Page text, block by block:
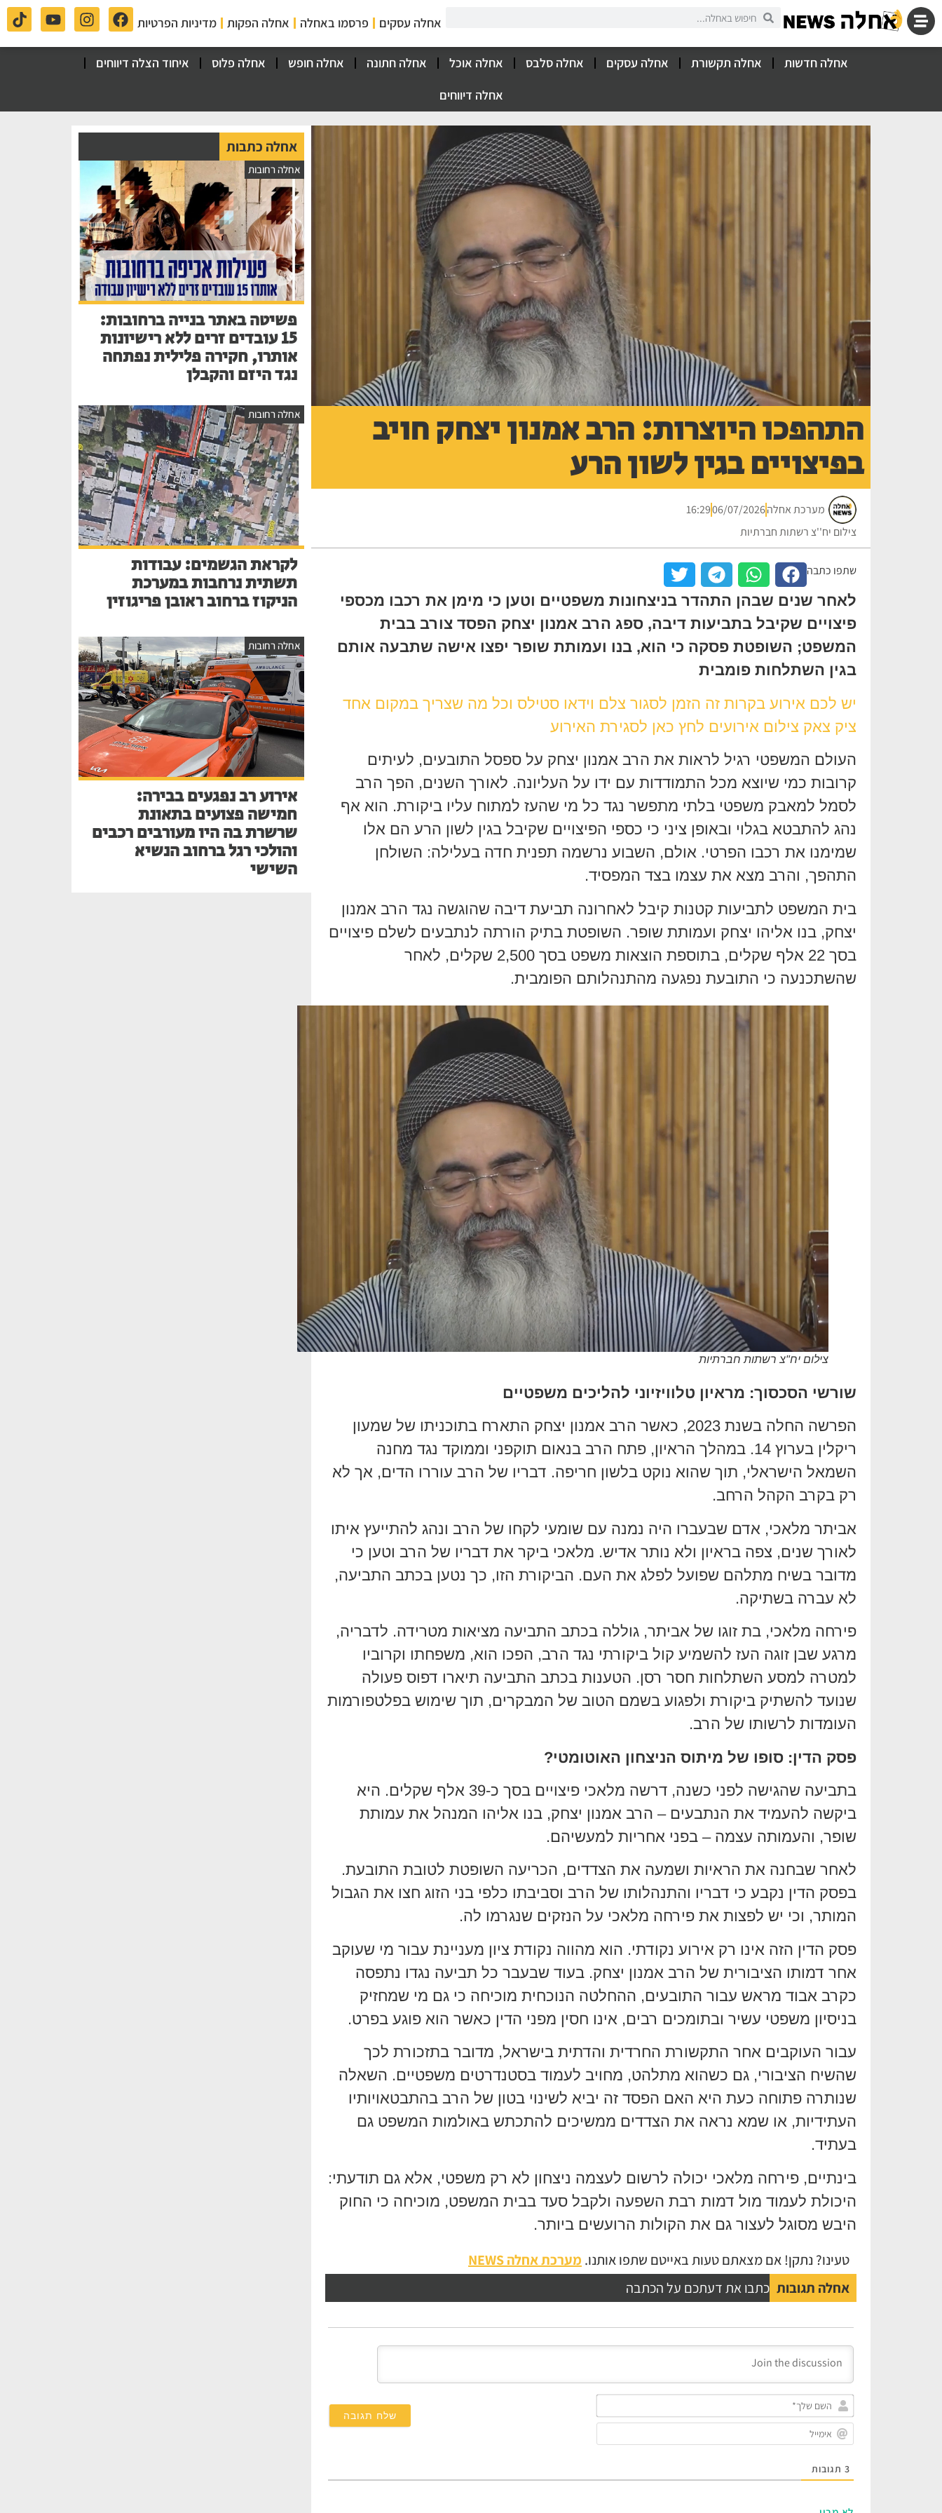
אחלה עסקים פרסמו באחלה אחלה הפקות מדיניות הפרטיות
אחלה חדשות אחלה תקשורת אחלה עסקים אחלה סלבס אחלה אוכל אחלה חתונה אחלה חופש אחלה פלוס
איחוד הצלה דיווחים
אחלה דיווחים
התהפכו היוצרות: הרב אמנון יצחק חויב
בפיצויים בגין לשון הרע
מערכת אחלה06/07/2026
16:29
צילום יח''צ רשתות חברתיות
שתפו כתבה
לאחר שנים שבהן התהדר בניצחונות משפטיים וטען כי מימן את רכבו מכספי
פיצויים שקיבל בתביעות דיבה, ספג הרב אמנון יצחק הפסד צורב בבית
המשפט; השופטת פסקה כי הוא, בנו ועמותת שופר יפצו אישה שתבעה אותם
בגין השתלחות פומבית
יש לכם אירוע בקרות זה הזמן לסגור צלם וידאו סטילס וכל מה שצריך במקום אחד
ציק צאק צילום אירועים לחץ כאן לסגירת האירוע
העולם המשפטי רגיל לראות את הרב אמנון יצחק על ספסל התובעים, לעיתים
קרובות כמי שיוצא מכל התמודדות עם ידו על העליונה. לאורך השנים, הפך הרב
לסמל למאבק משפטי בלתי מתפשר נגד כל מי שהעז למתוח עליו ביקורת. הוא אף
נהג להתבטא בגלוי ובאופן ציני כי כספי הפיצויים שקיבל בגין לשון הרע הם אלו
שמימנו את רכבו הפרטי. אולם, השבוע נרשמה תפנית חדה בעלילה: השולחן
התהפך, והרב מצא את עצמו בצד המפסיד.
בית המשפט לתביעות קטנות קיבל לאחרונה תביעת דיבה שהוגשה נגד הרב אמנון
יצחק, בנו אליהו יצחק ועמותת שופר. השופטת בתיק הורתה לנתבעים לשלם פיצויים
בסך 22 אלף שקלים, בתוספת הוצאות משפט בסך 2,500 שקלים, לאחר
שהשתכנעה כי התובעת נפגעה מהתנהלותם הפומבית.
צילום יח"צ רשתות חברתיות
שורשי הסכסוך: מראיון טלוויזיוני להליכים משפטיים
הפרשה החלה בשנת 2023, כאשר הרב אמנון יצחק התארח בתוכניתו של שמעון
ריקלין בערוץ 14. במהלך הראיון, פתח הרב בנאום תוקפני וממוקד נגד מחנה
השמאל הישראלי, תוך שהוא נוקט בלשון חריפה. דבריו של הרב עוררו הדים, אך לא
רק בקרב הקהל הרחב.
אביתר מלאכי, אדם שבעברו היה נמנה עם שומעי לקחו של הרב ונהג להתייעץ איתו
לאורך שנים, צפה בראיון ולא נותר אדיש. מלאכי ביקר את דבריו של הרב וטען כי
מדובר בשיח מתלהם שפועל לפלג את העם. הביקורת הזו, כך נטען בכתב התביעה,
לא עברה בשתיקה.
פירחה מלאכי, בת זוגו של אביתר, גוללה בכתב התביעה מציאות מטרידה. לדבריה,
מרגע שבן זוגה העז להשמיע קול ביקורתי נגד הרב, הפכו הוא, משפחתו וקרוביו
למטרה למסע השתלחות חסר רסן. הטענות בכתב התביעה תיארו דפוס פעולה
שנועד להשתיק ביקורת ולפגוע בשמם הטוב של המבקרים, תוך שימוש בפלטפורמות
העומדות לרשותו של הרב.
פסק הדין: סופו של מיתוס הניצחון האוטומטי?
בתביעה שהגישה לפני כשנה, דרשה מלאכי פיצויים בסך כ-39 אלף שקלים. היא
ביקשה להעמיד את הנתבעים – הרב אמנון יצחק, בנו אליהו המנהל את עמותת
שופר, והעמותה עצמה – בפני אחריות למעשיהם.
לאחר שבחנה את הראיות ושמעה את הצדדים, הכריעה השופטת לטובת התובעת.
בפסק הדין נקבע כי דבריו והתנהלותו של הרב וסביבתו כלפי בני הזוג חצו את הגבול
המותר, וכי יש לפצות את פירחה מלאכי על הנזקים שנגרמו לה.
פסק הדין הזה אינו רק אירוע נקודתי. הוא מהווה נקודת ציון מעניינת עבור מי שעוקב
אחר דמותו הציבורית של הרב אמנון יצחק. בעוד שבעבר כל תביעה נגדו נתפסה
כקרב אבוד מראש עבור התובעים, ההחלטה הנוכחית מוכיחה כי גם מי שמחזיק
בניסיון משפטי עשיר ובתומכים רבים, אינו חסין מפני הדין כאשר הוא פוגע בפרט.
עבור העוקבים אחר התקשורת החרדית והדתית בישראל, מדובר בתזכורת לכך
שהשיח הציבורי, גם כשהוא מתלהט, מחויב לעמוד בסטנדרטים משפטיים. השאלה
שנותרה פתוחה כעת היא האם הפסד זה יביא לשינוי בטון של הרב בהתבטאויותיו
העתידיות, או שמא נראה את הצדדים ממשיכים להתכתש באולמות המשפט גם
בעתיד.
בינתיים, פירחה מלאכי יכולה לרשום לעצמה ניצחון לא רק משפטי, אלא גם תודעתי:
היכולת לעמוד מול דמות רבת השפעה ולקבל סעד בבית המשפט, מוכיחה כי החוק
היבש מסוגל לעצור גם את הקולות הרועשים ביותר.
טעינו? נתקן! אם מצאתם טעות באייטם שתפו אותנו. מערכת אחלה NEWS
אחלה תגובות כתבו את דעתכם על הכתבה
שלך*
3 תגובות
אחלה כתבות
אחלה רחובות
פשיטה באתר בנייה ברחובות:
15 עובדים זרים ללא רישיונות
אותרו, חקירה פלילית נפתחה
נגד היזם והקבלן
אחלה רחובות
לקראת הגשמים: עבודות
תשתית נרחבות במערכת
הניקוז ברחוב ראובן פריגוזין
אחלה רחובות
אירוע רב נפגעים בבירה:
חמישה פצועים בתאונת
שרשרת בה היו מעורבים רכבים
והולכי רגל ברחוב הנשיא
השישי